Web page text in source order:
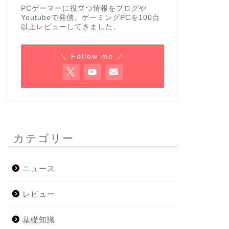
PCゲーマーに役立つ情報をブログや
Youtubeで発信。ゲーミングPCを100台
以上レビューしてきました。
＼ Follow me ／
カテゴリー
ニュース
レビュー
基礎知識